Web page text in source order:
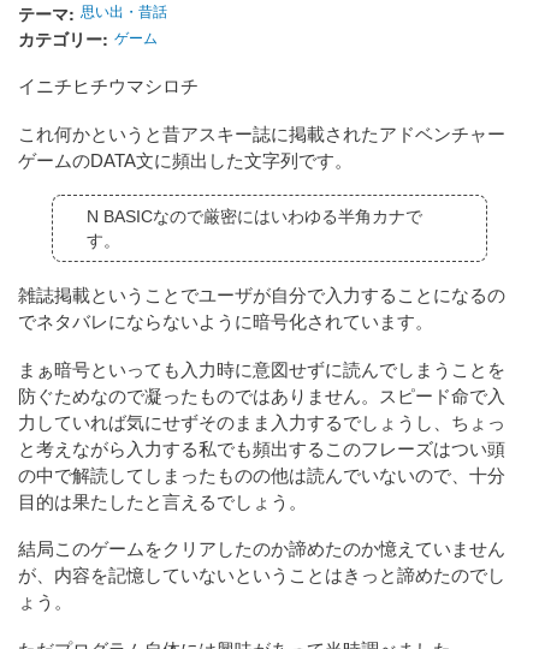
テーマ 思い出・昔話
カテゴリー ゲーム
イニチヒチウマシロチ
これ何かというと昔アスキー誌に掲載されたアドベンチャー
ゲームのDATA文に頻出した文字列です。
N BASICなので厳密にはいわゆる半角カナで
す。
雑誌掲載ということでユーザが自分で入力することになるの
でネタバレにならないように暗号化されています。
まぁ暗号といっても入力時に意図せずに読んでしまうことを
防ぐためなので凝ったものではありません。スピード命で入
力していれば気にせずそのまま入力するでしょうし、ちょっ
と考えながら入力する私でも頻出するこのフレーズはつい頭
の中で解読してしまったものの他は読んでいないので、十分
目的は果たしたと言えるでしょう。
結局このゲームをクリアしたのか諦めたのか憶えていません
が、内容を記憶していないということはきっと諦めたのでし
ょう。